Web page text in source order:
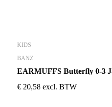
KIDS
BANZ
EARMUFFS Butterfly 0-3
€ 20,58 excl. BTW